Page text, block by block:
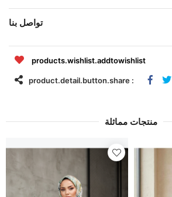
تواصل بنا
products.wishlist.addtowishlist
product.detail.button.share :
منتجات مماثلة